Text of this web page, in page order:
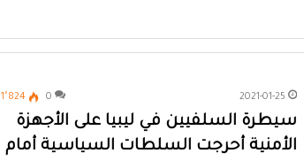
2021-01-25
0 1٬824
سيطرة السلفيين في ليبيا على الأجهزة
الأمنية أحرجت السلطات السياسية أمام